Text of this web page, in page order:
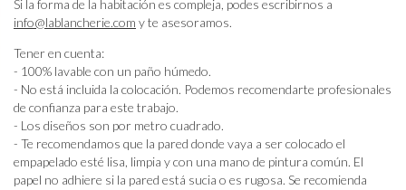
Si la forma de la habitación es compleja, podes escribirnos a
info@lablancherie.com y te asesoramos.
Tener en cuenta:
- 100% lavable con un paño húmedo.
- No está incluida la colocación. Podemos recomendarte profesionales
de confianza para este trabajo.
- Los diseños son por metro cuadrado.
- Te recomendamos que la pared donde vaya a ser colocado el
empapelado esté lisa, limpia y con una mano de pintura común. El
papel no adhiere si la pared está sucia o es rugosa. Se recomienda